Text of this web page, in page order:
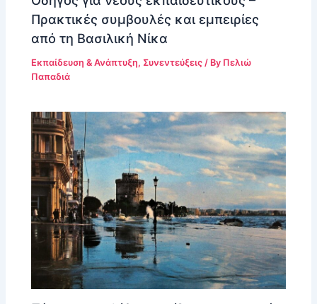
Πρακτικές συμβουλές και εμπειρίες
από τη Βασιλική Νίκα
Εκπαίδευση & Ανάπτυξη, Συνεντεύξεις / By Πελιώ
Παπαδιά